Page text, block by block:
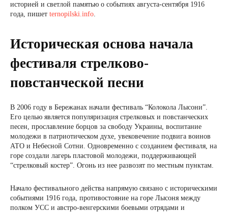
историей и светлой памятью о событиях августа-сентября 1916
года, пишет ternopilski.info.
Историческая основа начала
фестиваля стрелково-
повстанческой песни
В 2006 году в Бережанах начали фестиваль “Колокола Лысони”.
Его целью является популяризация стрелковых и повстанческих
песен, прославление борцов за свободу Украины, воспитание
молодежи в патриотическом духе, увековечение подвига воинов
АТО и Небесной Сотни. Одновременно с созданием фестиваля, на
горе создали лагерь пластовой молодежи, поддерживающей
“стрелковый костер”. Огонь из нее развозят по местным пунктам.
Начало фестивального действа напрямую связано с историческими
событиями 1916 года, противостояние на горе Лысоня между
полком УСС и австро-венгерскими боевыми отрядами и